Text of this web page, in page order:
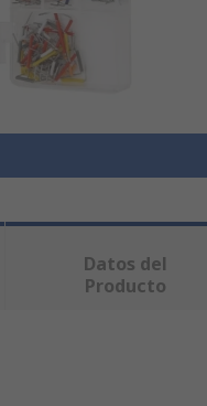
Datos del
Producto